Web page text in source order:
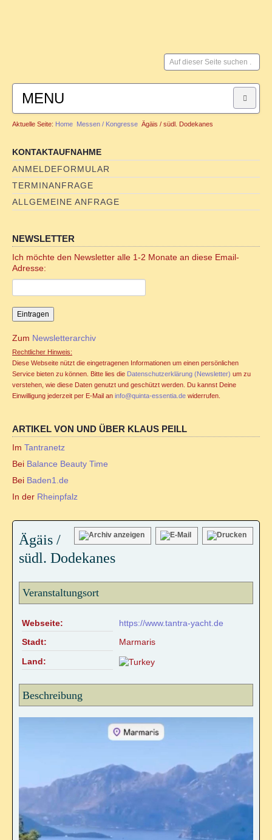
Suchen
...
MENU
HOME
SYSTEMISCHE BERATUNG
für Paare
FAMILIENSTELLEN
Familienstellen und Sexualität
Familienstellen und Tantra
TANTRA
Jahreszyklen
Ablauf Tantraseminar
Ablauf Tantraritual
Tantranetz / Connection-Newsletter
Online Tantra Kongress 2020
Online Sexualitätskongress
Hara meets Wombpower
Tantramassage als alternative Heilmethode?
REIKI/WELLNESS
Reiki-Wohlfühlmassage
Ohrkerzen-Ritual
Mobiler Service
TERMINKALENDER
Aktuelle Seite: Home Messen / Kongresse Ägäis / südl. Dodekanes
KONTAKTAUFNAHME
ANMELDEFORMULAR
TERMINANFRAGE
ALLGEMEINE ANFRAGE
NEWSLETTER
Ich möchte den Newsletter alle 1-2 Monate an diese Email-
Adresse:
Zum Newsletterarchiv
Rechtlicher Hinweis:
Diese Webseite nützt die eingetragenen Informationen um einen persönlichen
Service bieten zu können. Bitte lies die Datenschutzerklärung (Newsletter) um zu
verstehen, wie diese Daten genutzt und geschützt werden. Du kannst Deine
Einwilligung jederzeit per E-Mail an info@quinta-essentia.de widerrufen.
ARTIKEL VON UND ÜBER KLAUS PEILL
Im Tantranetz
Bei Balance Beauty Time
Bei Baden1.de
In der Rheinpfalz
Ägäis /
südl. Dodekanes
Veranstaltungsort
Webseite:
https://www.tantra-yacht.de
Stadt:
Marmaris
Land:
Beschreibung